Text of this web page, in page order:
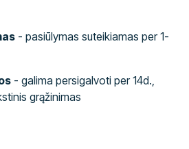
- pasiūlymas suteikiamas per 1-
- galima persigalvoti per 14d.,
grąžinimas